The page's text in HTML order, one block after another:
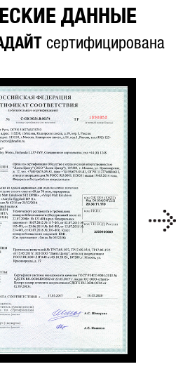
ДАННЫЕ
сертифицирована